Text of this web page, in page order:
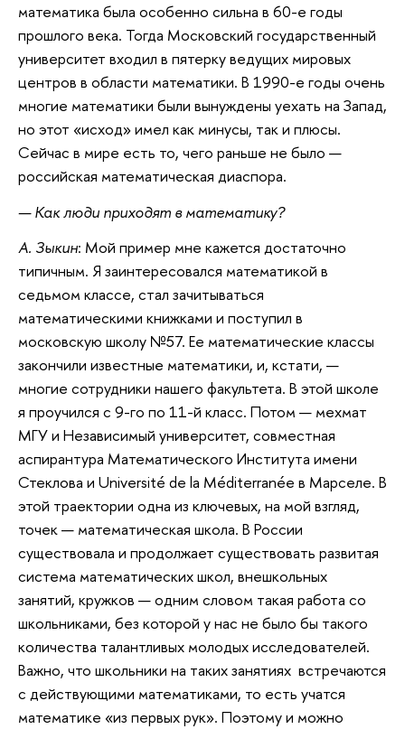
математика была особенно сильна в 60-е годы
прошлого века. Тогда Московский государственный
университет входил в пятерку ведущих мировых
центров в области математики. В 1990-е годы очень
многие математики были вынуждены уехать на Запад,
но этот «исход» имел как минусы, так и плюсы.
Сейчас в мире есть то, чего раньше не было —
российская математическая диаспора.
— Как люди приходят в математику?
А. Зыкин: Мой пример мне кажется достаточно
типичным. Я заинтересовался математикой в
седьмом классе, стал зачитываться
математическими книжками и поступил в
московскую школу №57. Ее математические классы
закончили известные математики, и, кстати, —
многие сотрудники нашего факультета. В этой школе
я проучился с 9-го по 11-й класс. Потом — мехмат
МГУ и Независимый университет, совместная
аспирантура Математического Института имени
Стеклова и Université de la Méditerranée в Марселе. В
этой траектории одна из ключевых, на мой взгляд,
точек — математическая школа. В России
существовала и продолжает существовать развитая
система математических школ, внешкольных
занятий, кружков — одним словом такая работа со
школьниками, без которой у нас не было бы такого
количества талантливых молодых исследователей.
Важно, что школьники на таких занятиях встречаются
с действующими математиками, то есть учатся
математике «из первых рук». Поэтому и можно